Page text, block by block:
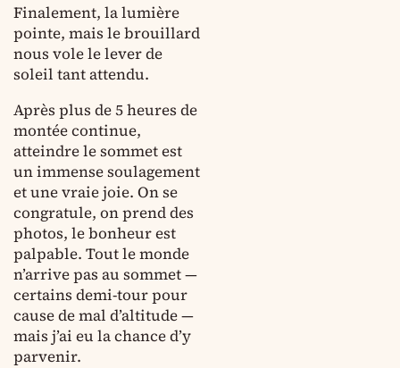
Finalement, la lumière
pointe, mais le brouillard
nous vole le lever de
soleil tant attendu.
Après plus de 5 heures de
montée continue,
atteindre le sommet est
un immense soulagement
et une vraie joie. On se
congratule, on prend des
photos, le bonheur est
palpable. Tout le monde
n’arrive pas au sommet —
certains demi-tour pour
cause de mal d’altitude —
mais j’ai eu la chance d’y
parvenir.